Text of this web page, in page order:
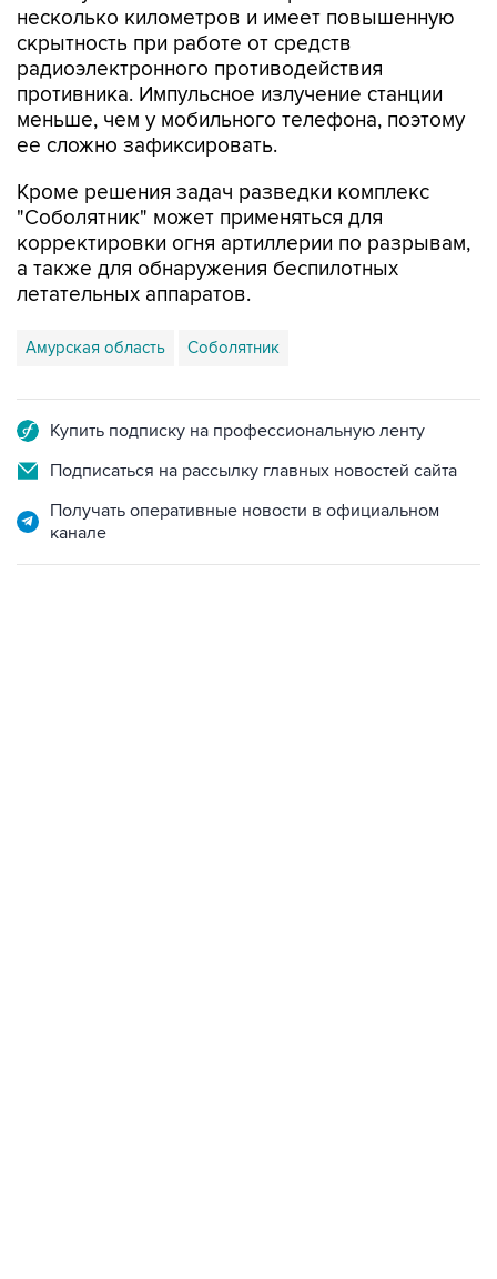
несколько километров и имеет повышенную
скрытность при работе от средств
радиоэлектронного противодействия
противника. Импульсное излучение станции
меньше, чем у мобильного телефона, поэтому
ее сложно зафиксировать.
Кроме решения задач разведки комплекс
"Соболятник" может применяться для
корректировки огня артиллерии по разрывам,
а также для обнаружения беспилотных
летательных аппаратов.
Амурская область Соболятник
Купить подписку на профессиональную ленту
Подписаться на рассылку главных новостей сайта
Получать оперативные новости в официальном
канале